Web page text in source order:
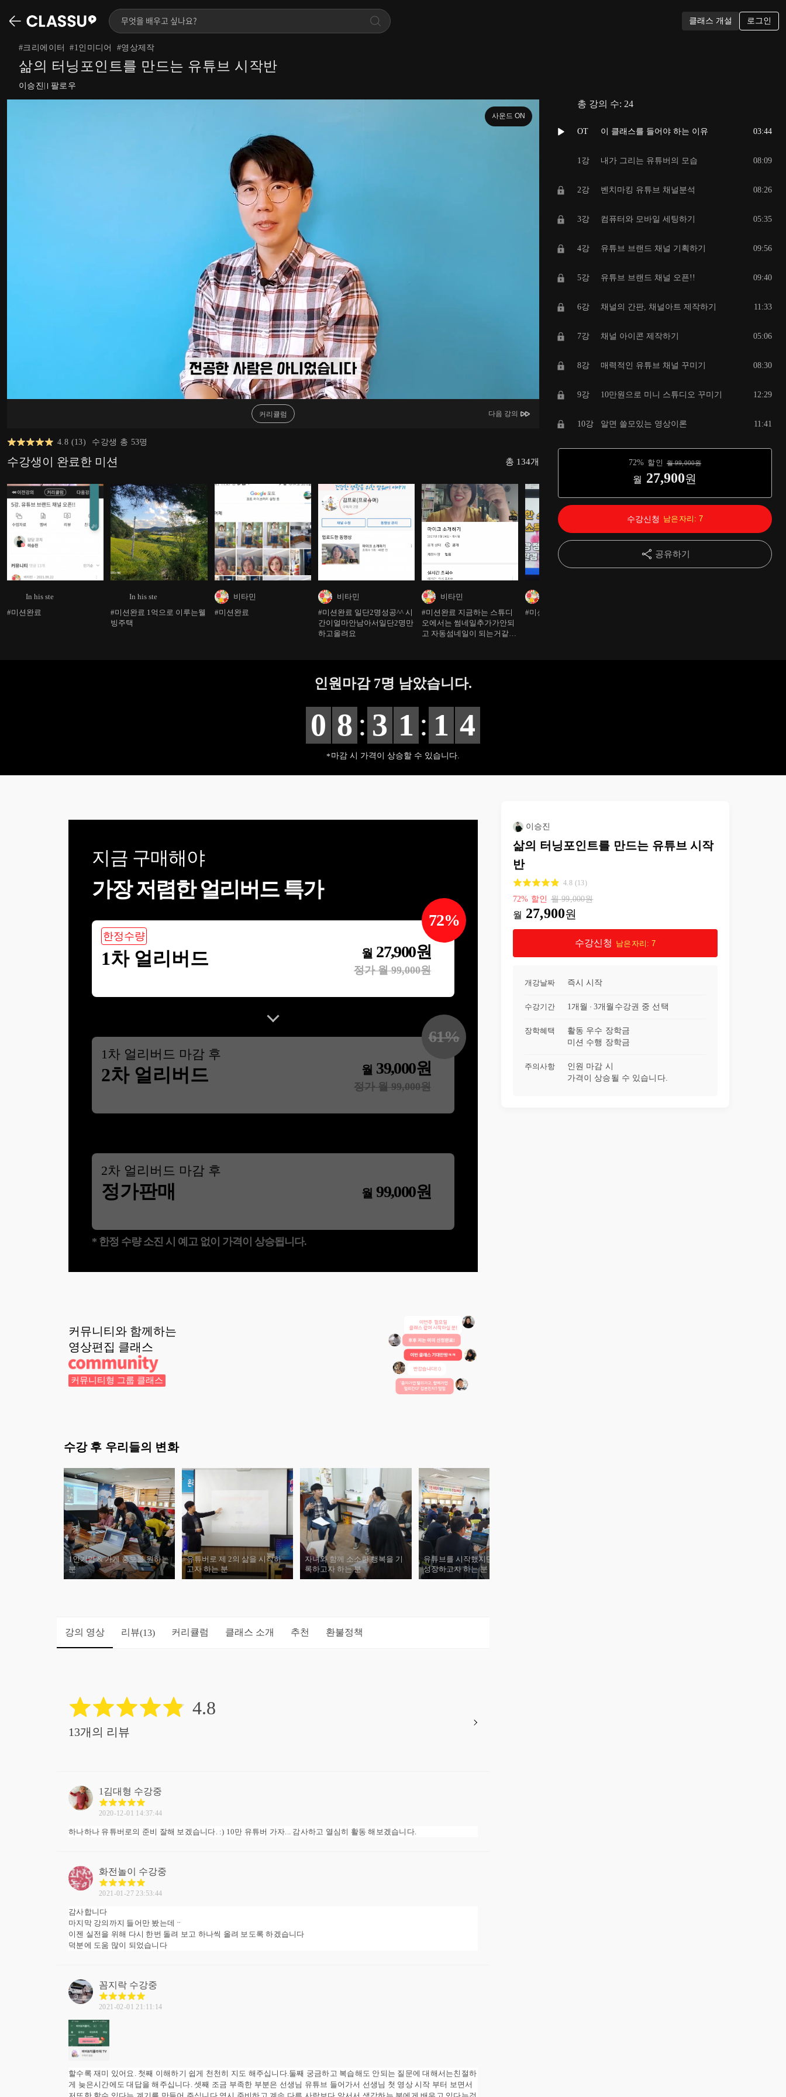
클래스 개설 로그인
#크리에이터 #1인미디어 #영상제작
삶의 터닝포인트를 만드는 유튜브 시작반
이승진 팔로우
사운드 ON
커리큘럼 다음 강의
총 강의 수: 24
OT 이 클래스를 들어야 하는 이유 03:44
1강 내가 그리는 유튜버의 모습 08:09
2강 벤치마킹 유튜브 채널분석 08:26
3강 컴퓨터와 모바일 세팅하기 05:35
4강 유튜브 브랜드 채널 기획하기 09:56
5강 유튜브 브랜드 채널 오픈!! 09:40
6강 채널의 간판, 채널아트 제작하기 11:33
7강 채널 아이콘 제작하기 05:06
8강 매력적인 유튜브 채널 꾸미기 08:30
9강 10만원으로 미니 스튜디오 꾸미기 12:29
10강 알면 쓸모있는 영상이론 11:41
13:33
안드로이드 VLLO 영상편집 컷편집편
11:28
14강 아이폰 VLLO 영상편집 영상효과편 14:53
15강 안드로이드 VLLO 영상편집 효과편 14:51
22강 실전팁! 핸드폰 공간이 모자를 때 07:04
72% 할인 월99,000원
월 27,900원
공유하기
수강신청 남은자리: 7
4.8 (13) 수강생 총 53명
수강생이 완료한 미션 총 134개
In his ste
#미션완료
In his ste
#미션완료 1억으로 이루는웰
빙주택
비타민
#미션완료
비타민
#미션완료 일단2명성공^^ 시
간이얼마안남아서일단2명만
하고올려요
비타민
#미션완료 지금하는 스튜디
오에서는 썸네일추가가안되
고 자동섬네일이 되는거같아
#미션완료
인원마감 7명 남았습니다.
0 8 : 3 1 : 1 3
마감 시 가격이 상승할 수 있습니다.
지금 구매해야
가장 저렴한 얼리버드 특가
한정수량
1차 얼리버드 월 27,900원
정가 월99,000원
72%
1차 얼리버드 마감 후
2차 얼리버드 월 39,000원
정가 월99,000원
61%
2차 얼리버드 마감 후
정가판매 월 99,000원
* 한정 수량 소진 시 예고 없이 가격이 상승됩니다.
커뮤니티와 함께하는
영상편집 클래스
커뮤니티형 그룹 클래스
수강 후 우리들의 변화
1인기업 & 가게 홍보를 원하는
분
유튜버로 제 2의 삶을 시작하
고자 하는 분
자녀와 함께 소소한 행복을 기
록하고자 하는 분
유튜브를 시작했지만, 조금 더
성장하고자 하는 분
강의 영상 리뷰(13) 커리큘럼 클래스 소개 추천 환불정책
4.8
13개의 리뷰
1김대형 수강중
2020-12-01 14:37:44
하나하나 유튜버로의 준비 잘해 보겠습니다. :) 10만 유튜버 가자... 감사하고 열심히 활동 해보겠습니다.
화전놀이 수강중
2021-01-27 23:53:44
감사합니다
마지막 강의까지 들어만 봤는데ᆢ
이젠 실전을 위해 다시 한번 돌려 보고 하나씩 올려 보도록 하겠습니다
덕분에 도움 많이 되었습니다
꼼지락 수강중
2021-02-01 21:11:14
할수록 재미 있어요. 첫째 이해하기 쉽게 천천히 지도 해주십니다.둘째 궁금하고 복습해도 안되는 질문에 대해서는친절하
게 늦은시간에도 대답을 해주십니다. 셋째 조금 부족한 부분은 선생님 유튜브 들어가서 선생님 첫 영상 시작 부터 보면서
이승진
삶의 터닝포인트를 만드는 유튜브 시작
반
4.8 (13)
72% 할인 월99,000원
월 27,900원
수강신청 남은자리: 7
개강날짜 즉시 시작
수강기간 1개월 3개월 수강권 중 선택
장학혜택
활동 우수 장학금
미션 수행 장학금
주의사항
인원 마감 시
가격이 상승될 수 있습니다.